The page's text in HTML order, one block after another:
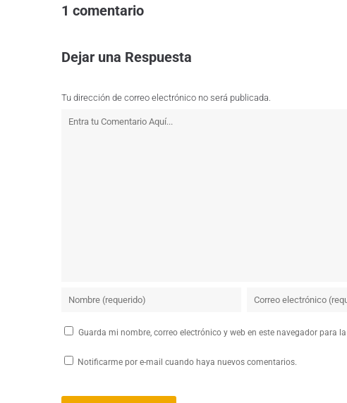
1 comentario
Dejar una Respuesta
Tu dirección de correo electrónico no será publicada.
Guarda mi nombre, correo electrónico y web en este navegador para
Notificarme por e-mail cuando haya nuevos comentarios.